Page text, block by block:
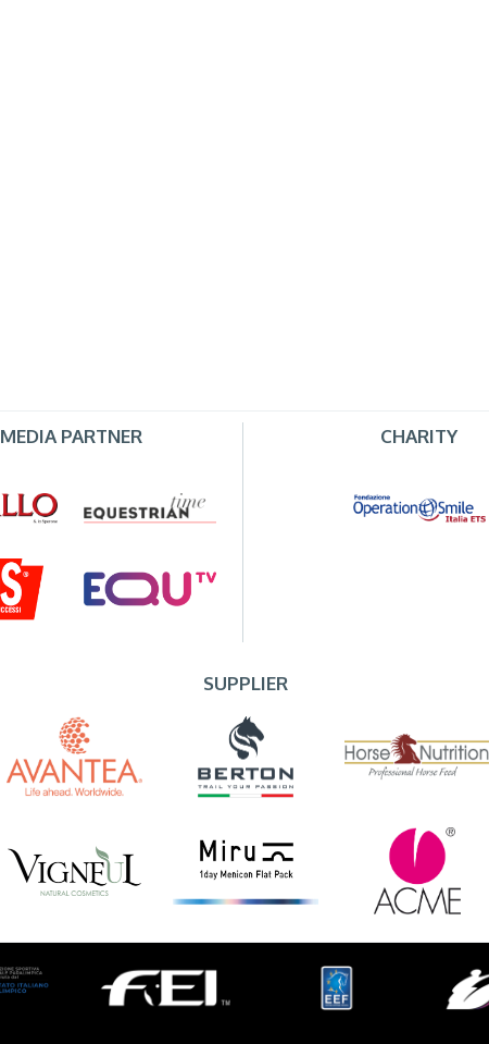
MEDIA PARTNER CHARITY
SUPPLIER